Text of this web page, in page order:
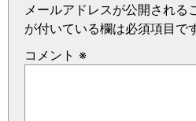
メールアドレスが公開される
が付いている欄は必須項目で
コメント ※